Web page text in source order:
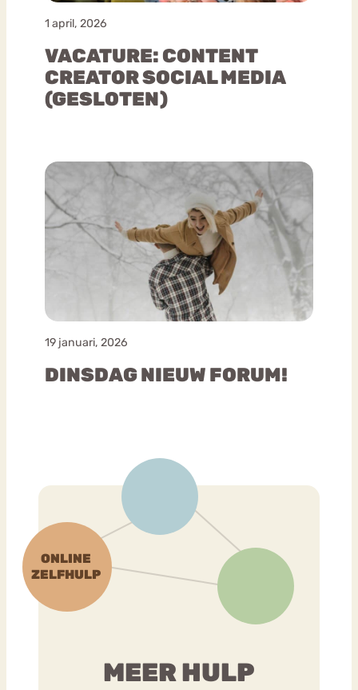
1 april, 2026
VACATURE: CONTENT
CREATOR SOCIAL MEDIA
(GESLOTEN)
19 januari, 2026
DINSDAG NIEUW FORUM!
MEER HULP